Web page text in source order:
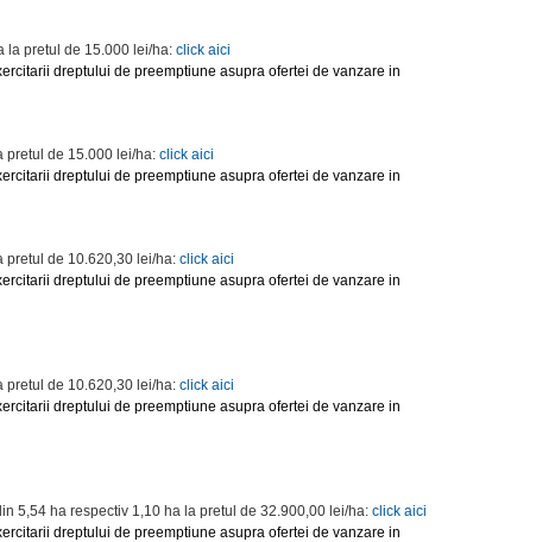
la pretul de 15.000 lei/ha: click aici
dreptului de preemptiune asupra ofertei de vanzare in
pretul de 15.000 lei/ha: click aici
dreptului de preemptiune asupra ofertei de vanzare in
pretul de 10.620,30 lei/ha: click aici
dreptului de preemptiune asupra ofertei de vanzare in
pretul de 10.620,30 lei/ha: click aici
dreptului de preemptiune asupra ofertei de vanzare in
5,54 ha respectiv 1,10 ha la pretul de 32.900,00 lei/ha: click aici
dreptului de preemptiune asupra ofertei de vanzare in